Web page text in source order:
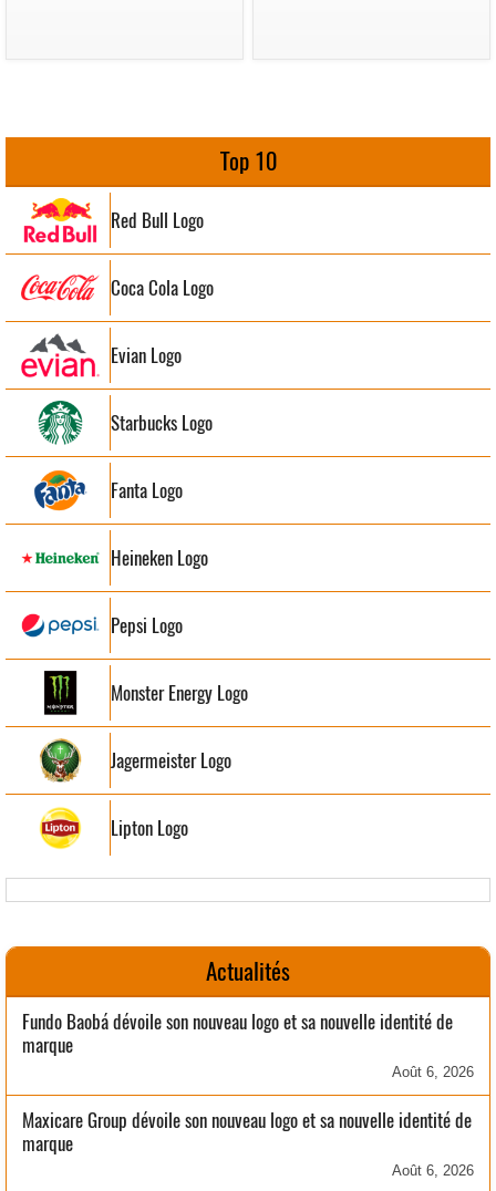
Top 10
Red Bull Logo
Coca Cola Logo
Evian Logo
Starbucks Logo
Fanta Logo
Heineken Logo
Pepsi Logo
Monster Energy Logo
Jagermeister Logo
Lipton Logo
Actualités
Fundo Baobá dévoile son nouveau logo et sa nouvelle identité de
marque
Août 6, 2026
Maxicare Group dévoile son nouveau logo et sa nouvelle identité de
marque
Août 6, 2026